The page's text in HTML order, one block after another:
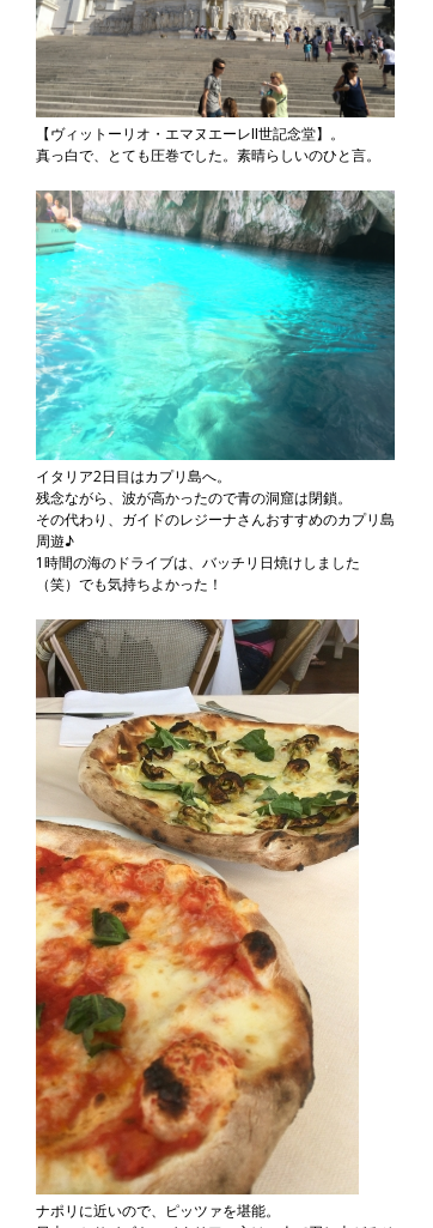
【ヴィットーリオ・エマヌエーレⅡ世記念堂】。
真っ白で、とても圧巻でした。素晴らしいのひと言。
イタリア2日目はカプリ島へ。
残念ながら、波が高かったので青の洞窟は閉鎖。
その代わり、ガイドのレジーナさんおすすめのカプリ島
周遊♪
1時間の海のドライブは、バッチリ日焼けしました
（笑）でも気持ちよかった！
ナポリに近いので、ピッツァを堪能。